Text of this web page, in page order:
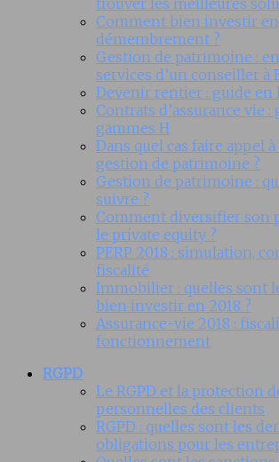
trouver les meilleures
Comment bien investir en
démembrement ?
Gestion de patrimoine :
services d’un conseiller à
Devenir rentier : guide en
Contrats d’assurance vie :
gammes H
Dans quel cas faire appel
gestion de patrimoine ?
Gestion de patrimoine :
suivre ?
Comment diversifier son
le private equity ?
PERP 2018 : simulation,
fiscalité
Immobilier : quelles sont
bien investir en 2018 ?
Assurance-vie 2018 :
fonctionnement
RGPD
Le RGPD et la protection
personnelles des clients
RGPD : quelles sont les
obligations pour les